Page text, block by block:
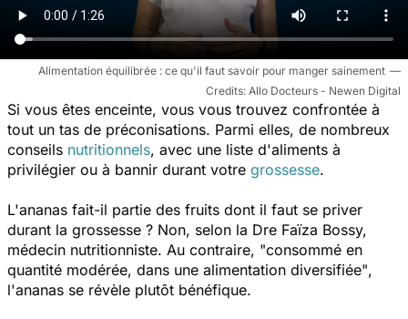
Alimentation équilibrée : ce qu'il faut savoir pour manger sainement
Allo Docteurs - Newen Digital
Si vous êtes enceinte, vous vous trouvez confrontée à
tout un tas de préconisations. Parmi elles, de nombreux
conseils nutritionnels, avec une liste d'aliments à
privilégier ou à bannir durant votre grossesse.
L'ananas fait-il partie des fruits dont il faut se priver
durant la grossesse ? Non, selon la Dre Faïza Bossy,
médecin nutritionniste. Au contraire, "consommé en
quantité modérée, dans une alimentation diversifiée",
l'ananas se révèle plutôt bénéfique.